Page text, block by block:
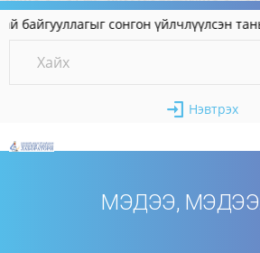
сонгон
Нэвтрэх
МЭДЭЭ,